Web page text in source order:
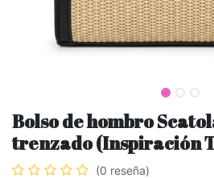
Bolso de hombro
trenzado (Inspiración
(0 reseña)